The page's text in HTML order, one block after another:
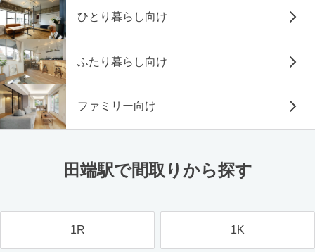
ひとり暮らし向け
ふたり暮らし向け
ファミリー向け
田端駅で間取りから探す
1R 1K